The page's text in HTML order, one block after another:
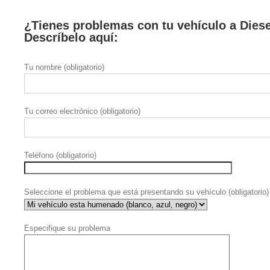
¿Tienes problemas con tu vehículo a
Descríbelo aquí:
Tu nombre (obligatorio)
Tu correo electrónico (obligatorio)
Teléfono (obligatorio)
Seleccione el problema que está presentando su vehículo (obligatorio)
Especifique su problema